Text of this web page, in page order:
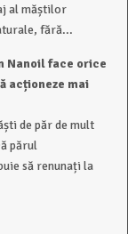
al măștilor
fără...
Nanoil face orice
acționeze mai
de păr de mult
părul
să renunați la